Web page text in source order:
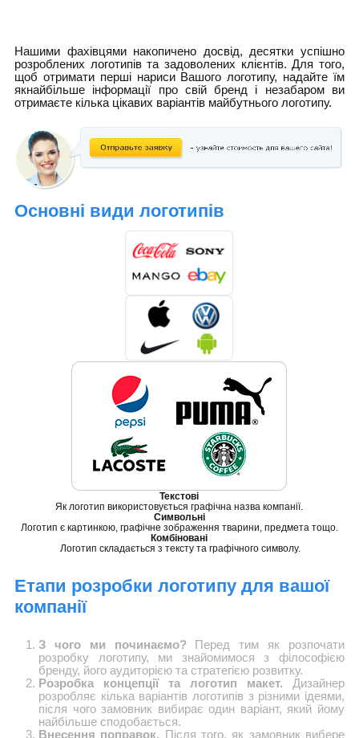
Нашими фахівцями накопичено досвід, десятки успішно
розроблених логотипів та задоволених клієнтів. Для того,
щоб отримати перші нариси Вашого логотипу, надайте їм
якнайбільше інформації про свій бренд і незабаром ви
отримаєте кілька цікавих варіантів майбутнього логотипу.
Основні види логотипів
Текстові
Як логотип використовується графічна назва компанії.
Символьні
Логотип є картинкою, графічне зображення тварини, предмета тощо.
Комбіновані
Логотип складається з тексту та графічного символу.
Етапи розробки логотипу для вашої
компанії
З чого ми починаємо? Перед тим як розпочати
розробку логотипу, ми знайомимося з філософією
бренду, його аудиторією та стратегією розвитку.
Розробка концепції та логотип макет. Дизайнер
розробляє кілька варіантів логотипів з різними ідеями,
після чого замовник вибирає один варіант, який йому
найбільше сподобається.
Внесення поправок. Після того, як замовник вибере